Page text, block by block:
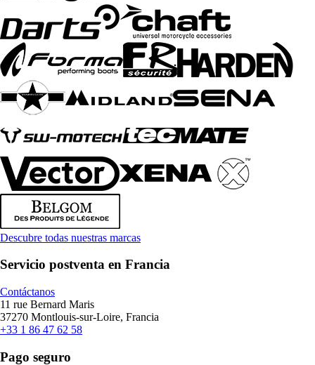
Descubre todas nuestras marcas
Servicio postventa en Francia
Contáctanos
11 rue Bernard Maris
37270 Montlouis-sur-Loire, Francia
+33 1 86 47 62 58
Pago seguro